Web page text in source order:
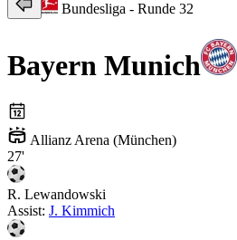
Bundesliga - Runde 32
Bayern Munich
Allianz Arena (München)
27'
R. Lewandowski
Assist: J. Kimmich